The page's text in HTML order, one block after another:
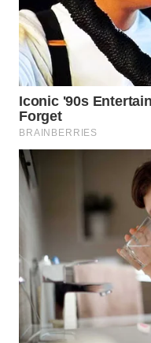
WN
INDRAMAYU
WN
KUNINGAN
WN
MAJALENGKA
SUKABUMI
WN
PURWAKARTA